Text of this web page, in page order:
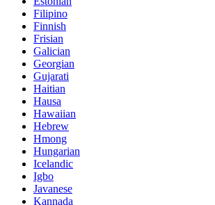
Filipino
Finnish
Frisian
Galician
Georgian
Gujarati
Haitian
Hausa
Hawaiian
Hebrew
Hmong
Hungarian
Icelandic
Igbo
Javanese
Kannada